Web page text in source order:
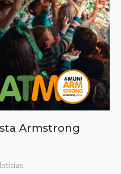
Armstrong